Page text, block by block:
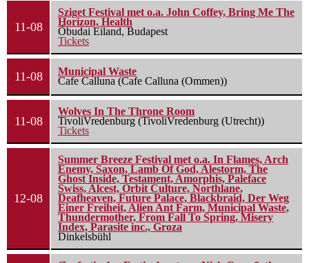
11-08
Sziget Festival met o.a. John Coffey, Bring Me The
Horizon, Health
Óbudai Eiland, Budapest
Tickets
11-08
Municipal Waste
Cafe Calluna (Cafe Calluna (Ommen))
11-08
Wolves In The Throne Room
TivoliVredenburg (TivoliVredenburg (Utrecht))
Tickets
12-08
Summer Breeze Festival met o.a. In Flames, Arch
Enemy, Saxon, Lamb Of God, Alestorm, The
Ghost Inside, Testament, Amorphis, Paleface
Swiss, Alcest, Orbit Culture, Northlane,
Deafheaven, Future Palace, Blackbraid, Der Weg
Einer Freiheit, Alien Ant Farm, Municipal Waste,
Thundermother, From Fall To Spring, Misery
Index, Parasite inc., Groza
Dinkelsbühl